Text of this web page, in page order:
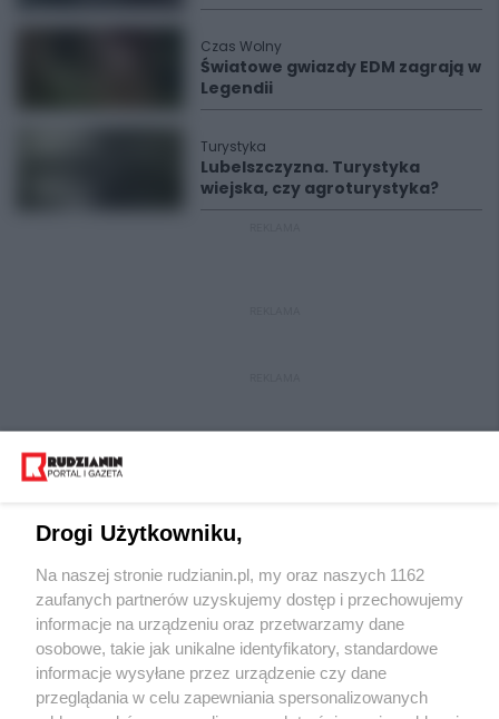
Czas Wolny
Światowe gwiazdy EDM zagrają w
Legendii
Turystyka
Lubelszczyzna. Turystyka
wiejska, czy agroturystyka?
Wydawca mediów lokalnych
Drogi Użytkowniku,
Na naszej stronie rudzianin.pl, my oraz naszych 1162
zaufanych partnerów uzyskujemy dostęp i przechowujemy
informacje na urządzeniu oraz przetwarzamy dane
osobowe, takie jak unikalne identyfikatory, standardowe
informacje wysyłane przez urządzenie czy dane
przeglądania w celu zapewniania spersonalizowanych